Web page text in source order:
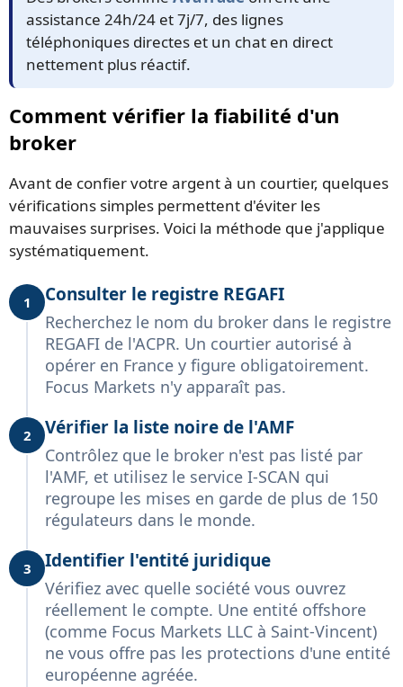
assistance 24h/24 et 7j/7, des lignes
téléphoniques directes et un chat en direct
nettement plus réactif.
Comment vérifier la fiabilité d'un
broker
Avant de confier votre argent à un courtier, quelques
vérifications simples permettent d'éviter les
mauvaises surprises. Voici la méthode que j'applique
systématiquement.
1 Consulter le registre REGAFI
Recherchez le nom du broker dans le registre
REGAFI de l'ACPR. Un courtier autorisé à
opérer en France y figure obligatoirement.
Focus Markets n'y apparaît pas.
2 Vérifier la liste noire de l'AMF
Contrôlez que le broker n'est pas listé par
l'AMF, et utilisez le service I-SCAN qui
regroupe les mises en garde de plus de 150
régulateurs dans le monde.
3 Identifier l'entité juridique
Vérifiez avec quelle société vous ouvrez
réellement le compte. Une entité offshore
(comme Focus Markets LLC à Saint-Vincent)
ne vous offre pas les protections d'une entité
européenne agréée.